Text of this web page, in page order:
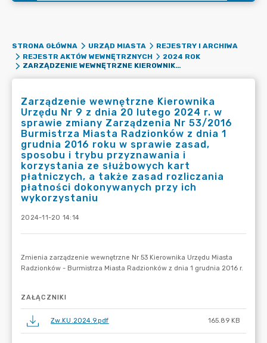
STRONA GŁÓWNA URZĄD MIASTA
REJESTRY I ARCHIWA
REJESTR AKTÓW WEWNĘTRZNYCH
2024 ROK
ZARZĄDZENIE WEWNĘTRZNE KIEROWNIKA URZĘDU NR 9 Z DNIA 20 LUTEGO 2024 R. W SPRAWIE ZMIANY ZARZĄDZENIA NR 53/2016 BURMISTRZA MIASTA RADZIONKÓW Z DNIA 1 GRUDNIA 2016 ROKU W SPRAWIE ZASAD, SPOSOBU I TRYBU PRZYZNAWANIA I KORZYSTANIA ZE SŁUŻBOWYCH KART PŁATNICZYCH, A TAKŻE ZASAD ROZLICZANIA PŁATNOŚCI DOKONYWANYCH PRZY ICH WYKORZYSTANIU
Zarządzenie wewnętrzne Kierownika
Urzędu Nr 9 z dnia 20 lutego 2024 r. w
sprawie zmiany Zarządzenia Nr 53/2016
Burmistrza Miasta Radzionków z dnia 1
grudnia 2016 roku w sprawie zasad,
sposobu i trybu przyznawania i
korzystania ze służbowych kart
płatniczych, a także zasad rozliczania
płatności dokonywanych przy ich
wykorzystaniu
2024-11-20 14:14
ZAŁĄCZNIKI
Zw.KU.2024.9.pdf 165.89 KB